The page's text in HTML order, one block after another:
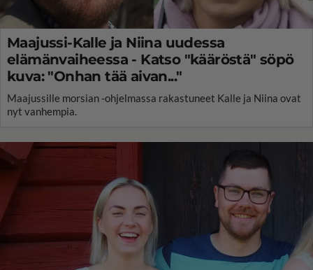
Maajussi-Kalle ja Niina uudessa
elämänvaiheessa - Katso "kääröstä" söpö
kuva: "Onhan tää aivan..."
Maajussille morsian -ohjelmassa rakastuneet Kalle ja Niina ovat
nyt vanhempia.